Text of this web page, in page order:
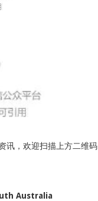
讯，欢迎扫描上方二维
Australia